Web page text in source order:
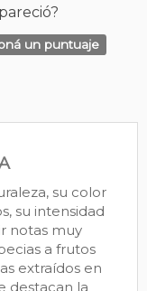
un puntuaje
su color
su intensidad
notas muy
a frutos
extraídos en
destacan la